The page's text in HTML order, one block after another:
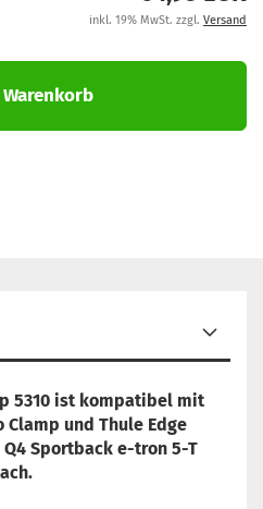
inkl. 19% MwSt. zzgl. Versand
5310 ist kompatibel mit
Clamp und Thule Edge
Sportback e-tron 5-T